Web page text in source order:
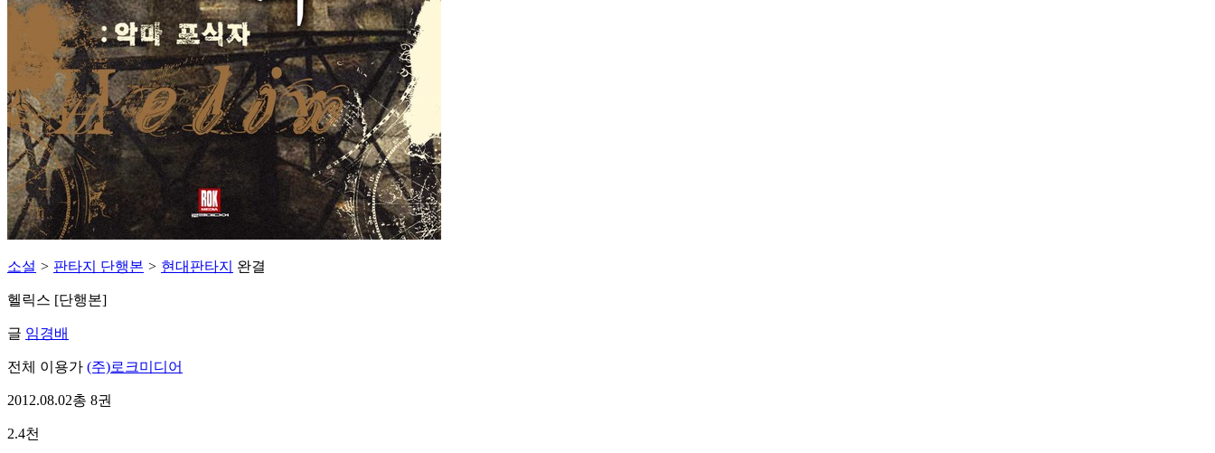
소설 > 판타지 단행본 > 현대판타지 완결
헬릭스 [단행본]
글 임경배
전체 이용가 (주)로크미디어
2012.08.02총 8권
2.4천